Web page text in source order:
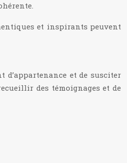
et inspirants peuvent
d’appartenance et de susciter
des témoignages et de